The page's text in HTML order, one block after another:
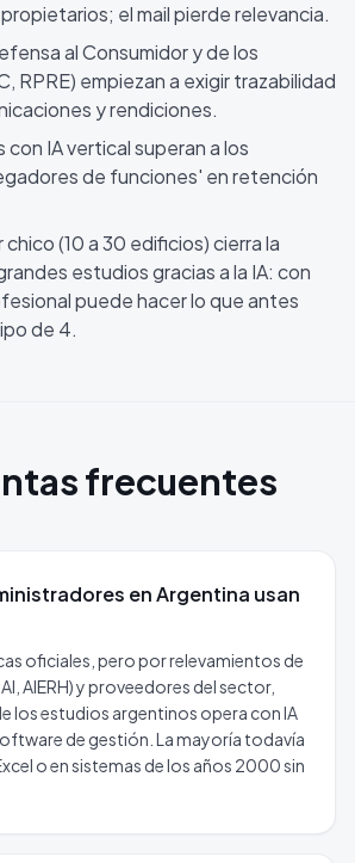
el mail pierde relevancia.
al Consumidor y de los
RPRE) empiezan a exigir trazabilidad
y rendiciones.
IA vertical superan a los
de funciones' en retención
chico (10 a 30 edificios) cierra la
estudios gracias a la IA: con
puede hacer lo que antes
de 4.
frecuentes
en Argentina usan
oficiales, pero por relevamientos de
AIERH) y proveedores del sector,
los estudios argentinos opera con IA
de gestión. La mayoría todavía
o en sistemas de los años 2000 sin